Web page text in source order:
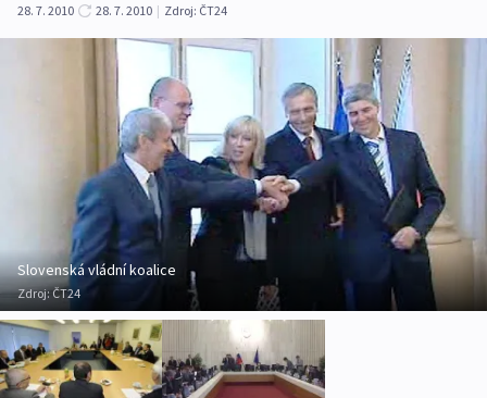
28. 7. 2010
28. 7. 2010 | Zdroj: ČT24
Slovenská vládní koalice
Zdroj:ČT24